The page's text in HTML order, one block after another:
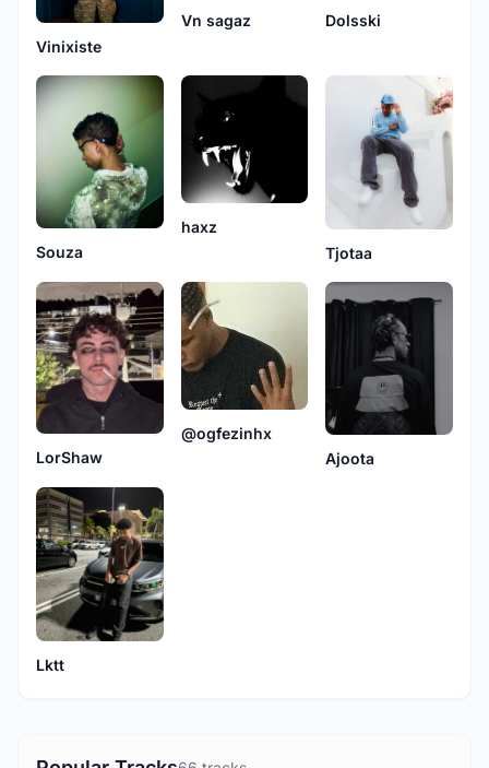
Vinixiste
Vn sagaz Dolsski
Souza
haxz
Tjotaa
LorShaw
@ogfezinhx
Ajoota
Lktt